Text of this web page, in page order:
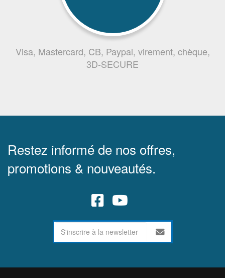
Visa, Mastercard, CB, Paypal, virement, chèque,
3D-SECURE
Restez informé de nos offres,
promotions & nouveautés.